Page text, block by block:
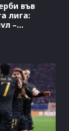
във
лига:
–